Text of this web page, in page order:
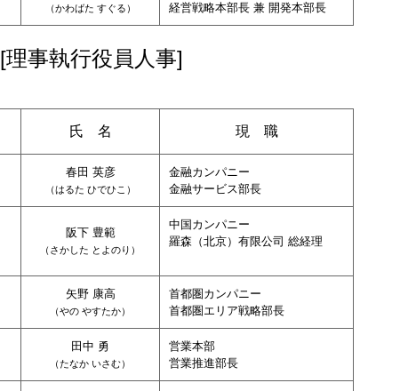
（かわばた すぐる）
経営戦略本部長 兼 開発本部長
[理事執行役員人事]
氏 名 現 職
春田 英彦
（はるた ひでひこ ）
金融カンパニー
金融サービス部長
阪下 豊範
（さかした とよのり ）
中国カンパニー
羅森（北京）有限公司 総経理
矢野 康高
（やの やすたか）
首都圏カンパニー
首都圏エリア戦略部長
田中 勇
（たなか いさむ）
営業本部
営業推進部長